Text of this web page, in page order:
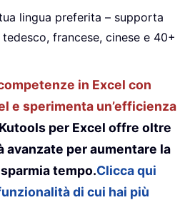
lingua preferita – supporta
francese, cinese e 40+
in Excel con
e sperimenta un’efficienza
Kutools per Excel offre oltre
per aumentare la
tempo.Clicca qui
di cui hai più